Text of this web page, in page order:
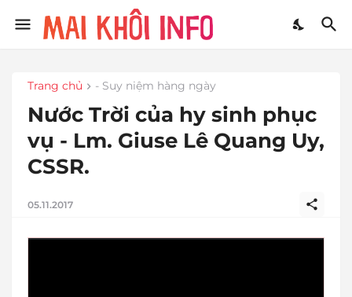
Trang chủ - Suy niệm hàng ngày
Nước Trời của hy sinh phục
vụ - Lm. Giuse Lê Quang Uy,
CSSR.
05.11.2017